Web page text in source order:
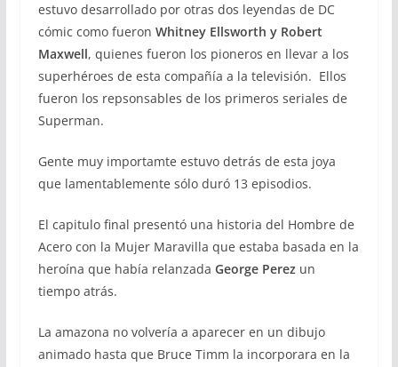
estuvo desarrollado por otras dos leyendas de DC
cómic como fueron Whitney Ellsworth y Robert
Maxwell, quienes fueron los pioneros en llevar a los
superhéroes de esta compañía a la televisión. Ellos
fueron los repsonsables de los primeros seriales de
Superman.
Gente muy importamte estuvo detrás de esta joya
que lamentablemente sólo duró 13 episodios.
El capitulo final presentó una historia del Hombre de
Acero con la Mujer Maravilla que estaba basada en la
heroína que había relanzada George Perezun
tiempo atrás.
La amazona no volvería a aparecer en un dibujo
animado hasta que Bruce Timm la incorporara en la